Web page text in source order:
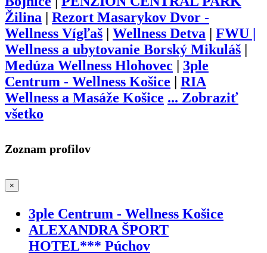
Žilina
Rezort Masarykov Dvor -
Wellness Vígľaš
Wellness Detva
FWU |
Wellness a ubytovanie Borský Mikuláš
Medúza Wellness Hlohovec
3ple
Centrum - Wellness Košice
RIA
Wellness a Masáže Košice ... Zobraziť
všetko
Zoznam profilov
×
3ple Centrum - Wellness Košice
ALEXANDRA ŠPORT
HOTEL*** Púchov